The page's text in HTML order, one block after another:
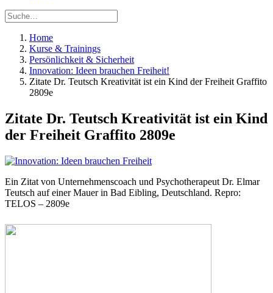
Home
Kurse & Trainings
Persönlichkeit & Sicherheit
Innovation: Ideen brauchen Freiheit!
Zitate Dr. Teutsch Kreativität ist ein Kind der Freiheit Graffito
2809e
Zitate Dr. Teutsch Kreativität ist ein Kind
der Freiheit Graffito 2809e
Ein Zitat von Unternehmenscoach und Psychotherapeut Dr. Elmar
Teutsch auf einer Mauer in Bad Eibling, Deutschland. Repro:
TELOS – 2809e